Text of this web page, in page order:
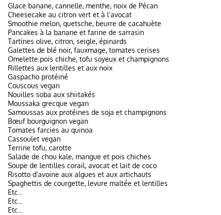
Glace banane, cannelle, menthe, noix de Pécan
Cheesecake au citron vert et à l’avocat
Smoothie melon, quetsche, beurre de cacahuète
Pancakes à la banane et farine de sarrasin
Tartines olive, citron, seigle, épinards
Galettes de blé noir, fauxmage, tomates cerises
Omelette pois chiche, tofu soyeux et champignons
Rillettes aux lentilles et aux noix
Gaspacho protéiné
Couscous vegan
Nouilles soba aux shiitakés
Moussaka grecque vegan
Samoussas aux protéines de soja et champignons
Bœuf bourguignon vegan
Tomates farcies au quinoa
Cassoulet vegan
Terrine tofu, carotte
Salade de chou kale, mangue et pois chiches
Soupe de lentilles corail, avocat et lait de coco
Risotto d'avoine aux algues et aux artichauts
Spaghettis de courgette, levure maltée et lentilles
Etc...
Etc...
Etc...